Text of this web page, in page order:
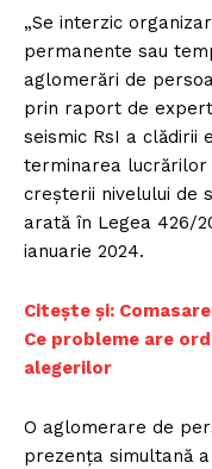
„Se interzic
permanente sau
aglomerări de
prin raport de
seismic RsI a clădirii
terminarea lucrărilor
creşterii nivelului de
arată în Legea 426/
ianuarie 2024.
Citește și:
Ce probleme are
alegerilor
O aglomerare de
prezenţa simultană